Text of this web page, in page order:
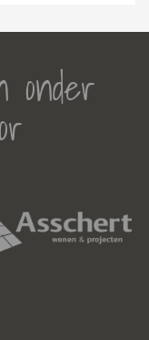
onder